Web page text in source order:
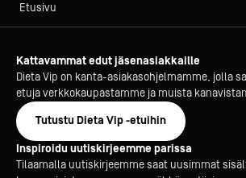
Etusivu
Kattavammat edut jäsenasiakkaille
Dieta Vip on kanta-asiakasohjelmamme, jolla
etuja verkkokaupastamme ja muista
Tutustu Dieta Vip -etuihin
Inspiroidu uutiskirjeemme parissa
Tilaamalla uutiskirjeemme saat uusimmat